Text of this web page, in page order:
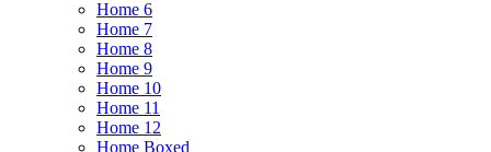
Home 6
Home 7
Home 8
Home 9
Home 10
Home 11
Home 12
Home Boxed